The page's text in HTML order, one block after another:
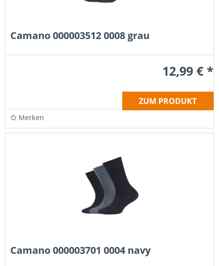
Camano 000003512 0008 grau
12,99 € *
ZUM PRODUKT
Merken
Camano 000003701 0004 navy